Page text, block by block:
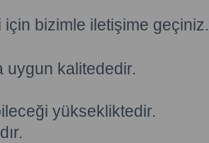
için bizimle iletişime geçiniz.
uygun kalitededir.
yüksekliktedir.